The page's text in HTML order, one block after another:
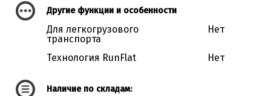
Другие функции и особенности
Для легкогрузового
транспорта
Нет
Технология RunFlat Нет
Наличие по складам: